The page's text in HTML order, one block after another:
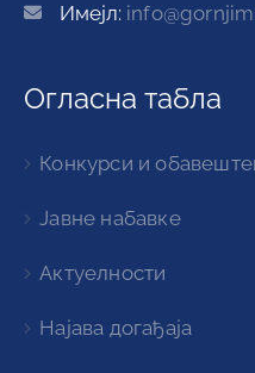
Имејл:
Огласна табла
Конкурси и
Јавне набавке
Актуелности
Најава догађаја